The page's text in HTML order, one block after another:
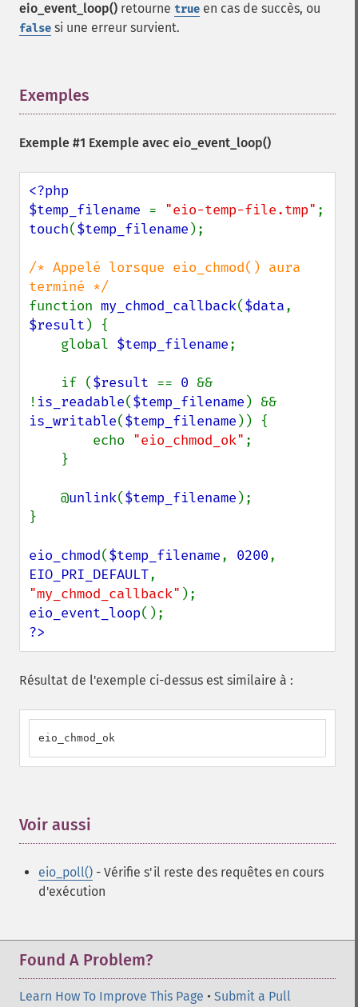
eio_event_loop() retourne true en cas de succès, ou
false si une erreur survient.
Exemples
Exemple #1 Exemple avec eio_event_loop()
<?php
$temp_filename = "eio-temp-file.tmp"
touch($temp_filename );
/* Appelé lorsque eio_chmod() aura
function my_chmod_callback($data
$result ) {
    global
$temp_filename;
    if (
$result == 0 &&
! is_readable($temp_filename
is_writable($temp_filename )) {
        echo
"eio_chmod_ok" ;
    @
unlink($temp_filename );
}
eio_chmod($temp_filename, 0200
EIO_PRI_DEFAULT
"my_chmod_callback"
eio_event_loop
?>
Résultat de l'exemple ci-dessus est similaire à :
eio_chmod_ok
Voir aussi
eio_poll() - Vérifie s'il reste des requêtes en cours
d'exécution
Found A Problem?
Learn How To Improve This Page • Submit a Pull